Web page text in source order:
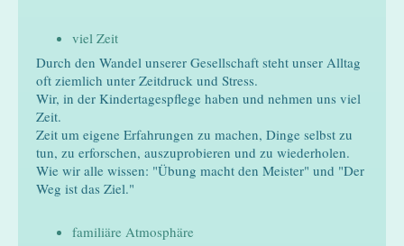
viel Zeit
Durch den Wandel unserer Gesellschaft steht unser Alltag
oft ziemlich unter Zeitdruck und Stress.
Wir, in der Kindertagespflege haben und nehmen uns viel
Zeit.
Zeit um eigene Erfahrungen zu machen, Dinge selbst zu
tun, zu erforschen, auszuprobieren und zu wiederholen.
Wie wir alle wissen: "Übung macht den Meister" und "Der
Weg ist das Ziel."
familiäre Atmosphäre